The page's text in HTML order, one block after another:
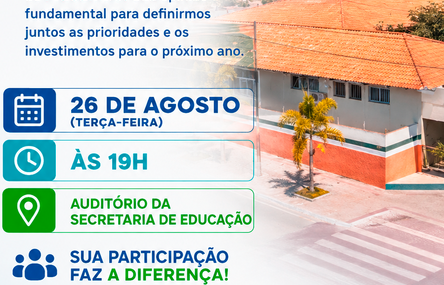
Next INFRAESTRUTURA
Convite 1ª Conferência
Municipal das Cidades...
EDUCAÇÃO
Mucambo é Reconhecido
pelo Compromisso com a
Alfa...
SAÚDE
JANEIRO BRANCO – MÊS
DE CONSCIENTIZAÇÃO S...
SAÚDE
USO OBRIGATÓRIO DE
MASCARA EM TODOS OS
DEPARTAMEN...
SAÚDE
AÇÕES EM ALUSÃO AO
NOVEMBRO AZUL...